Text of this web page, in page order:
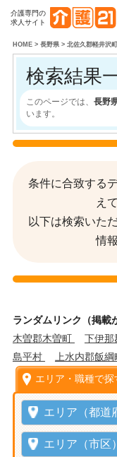
介護専門の
求人サイト
HOME> 長野県> 北佐久郡軽井沢町
検索結果
このページでは、 長野
います。
条件に合致する
え
以下は検索いた
情
ランダムリンク（掲
木曽郡木曽町
下伊那
島平村
上水内郡飯綱
エリア・職種で探
エリア（都道
エリア（市区）